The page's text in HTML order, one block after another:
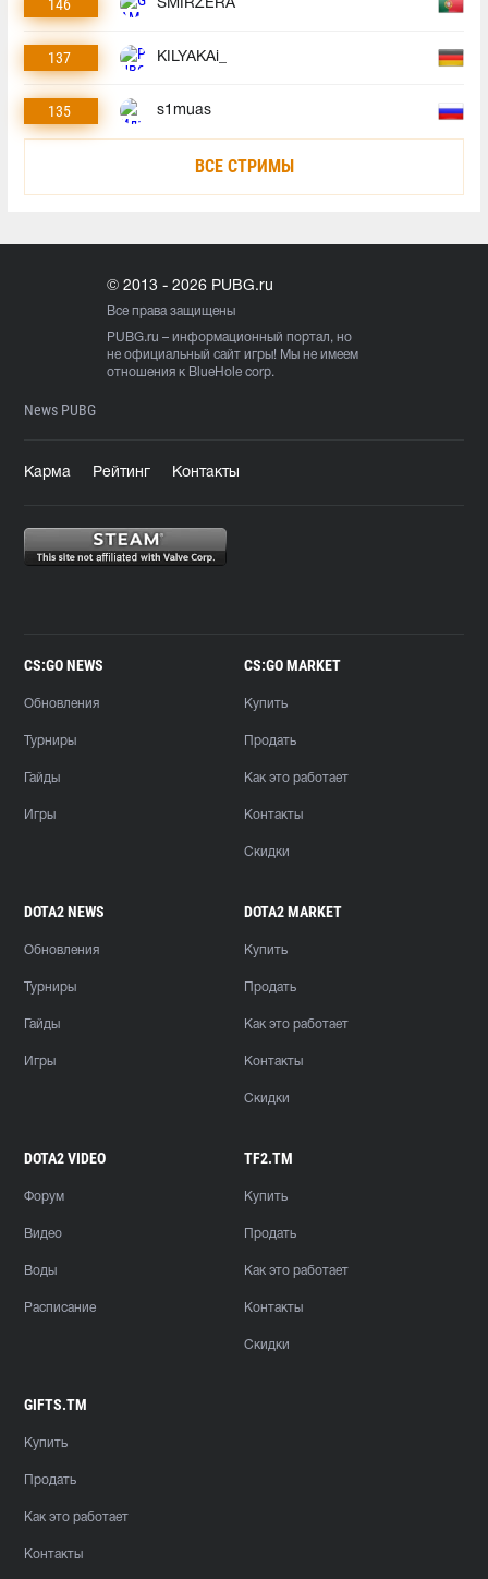
146 SMIRZERA
137 KILYAKAi_
135 s1muas
ВСЕ СТРИМЫ
© 2013 - 2026 PUBG.ru
Все права защищены
PUBG.ru – информационный портал, но
не официальный сайт игры! Мы не имеем
отношения к BlueHole corp.
News PUBG
Карма Рейтинг Контакты
CS:GO NEWS
Обновления
Турниры
Гайды
Игры
CS:GO MARKET
Купить
Продать
Как это работает
Контакты
Скидки
DOTA2 NEWS
Обновления
Турниры
Гайды
Игры
DOTA2 MARKET
Купить
Продать
Как это работает
Контакты
Скидки
DOTA2 VIDEO
Форум
Видео
Воды
Расписание
TF2.TM
Купить
Продать
Как это работает
Контакты
Скидки
GIFTS.TM
Купить
Продать
Как это работает
Контакты